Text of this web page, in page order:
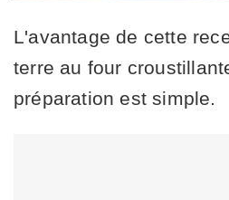
L'avantage de cette
terre au four
préparation est simple.